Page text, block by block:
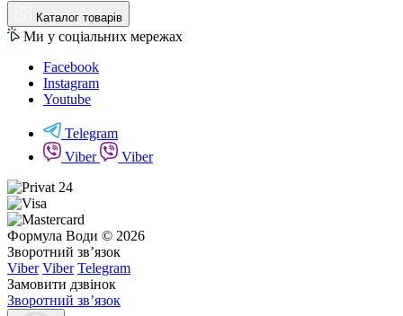
Каталог товарів
Ми у соціальних мережах
Facebook
Instagram
Youtube
Telegram
Viber
Viber
Формула Води © 2026
Зворотний зв’язок
Viber Viber Telegram
Замовити дзвінок
Зворотний зв’язок